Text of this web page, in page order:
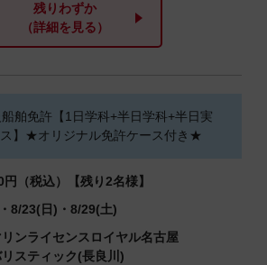
残りわずか
（詳細を見る）
舶免許【1日学科+半日学科+半日実
】★オリジナル免許ケース付き★
円（税込）【残り2名様】
8/23(日)・8/29(土)
リンライセンスロイヤル名古屋
スティック(長良川)